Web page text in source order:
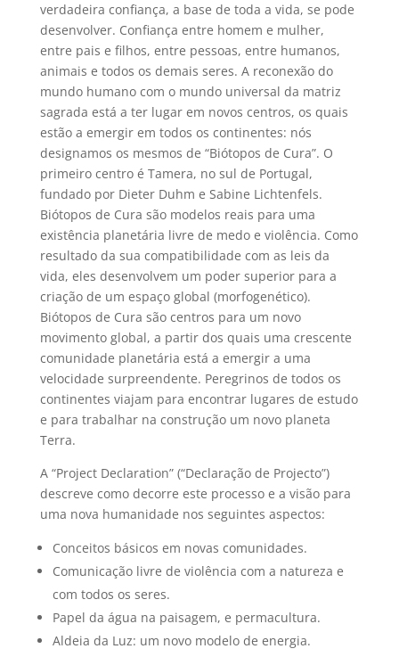
verdadeira confiança, a base de toda a vida, se pode
desenvolver. Confiança entre homem e mulher,
entre pais e filhos, entre pessoas, entre humanos,
animais e todos os demais seres. A reconexão do
mundo humano com o mundo universal da matriz
sagrada está a ter lugar em novos centros, os quais
estão a emergir em todos os continentes: nós
designamos os mesmos de “Biótopos de Cura”. O
primeiro centro é Tamera, no sul de Portugal,
fundado por Dieter Duhm e Sabine Lichtenfels.
Biótopos de Cura são modelos reais para uma
existência planetária livre de medo e violência. Como
resultado da sua compatibilidade com as leis da
vida, eles desenvolvem um poder superior para a
criação de um espaço global (morfogenético).
Biótopos de Cura são centros para um novo
movimento global, a partir dos quais uma crescente
comunidade planetária está a emergir a uma
velocidade surpreendente. Peregrinos de todos os
continentes viajam para encontrar lugares de estudo
e para trabalhar na construção um novo planeta
Terra.
A “Project Declaration” (“Declaração de Projecto”)
descreve como decorre este processo e a visão para
uma nova humanidade nos seguintes aspectos:
Conceitos básicos em novas comunidades.
Comunicação livre de violência com a natureza e
com todos os seres.
Papel da água na paisagem, e permacultura.
Aldeia da Luz: um novo modelo de energia.